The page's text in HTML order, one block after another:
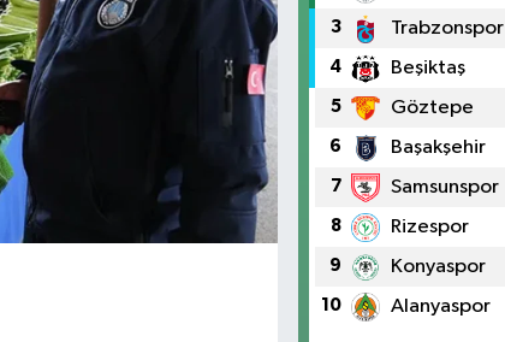
3 Trabzonspor
4 Beşiktaş
5 Göztepe
6 Başakşehir
7 Samsunspor
8 Rizespor
9 Konyaspor
10 Alanyaspor